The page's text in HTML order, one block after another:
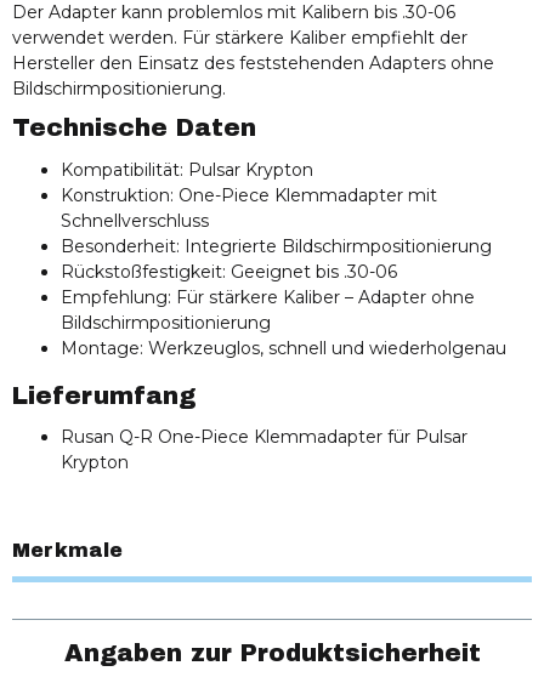
Der Adapter kann problemlos mit Kalibern bis .30-06
verwendet werden. Für stärkere Kaliber empfiehlt der
Hersteller den Einsatz des feststehenden Adapters ohne
Bildschirmpositionierung.
Technische Daten
Kompatibilität: Pulsar Krypton
Konstruktion: One-Piece Klemmadapter mit
Schnellverschluss
Besonderheit: Integrierte Bildschirmpositionierung
Rückstoßfestigkeit: Geeignet bis .30-06
Empfehlung: Für stärkere Kaliber – Adapter ohne
Bildschirmpositionierung
Montage: Werkzeuglos, schnell und wiederholgenau
Lieferumfang
Rusan Q-R One-Piece Klemmadapter für Pulsar
Krypton
Merkmale
Angaben zur Produktsicherheit